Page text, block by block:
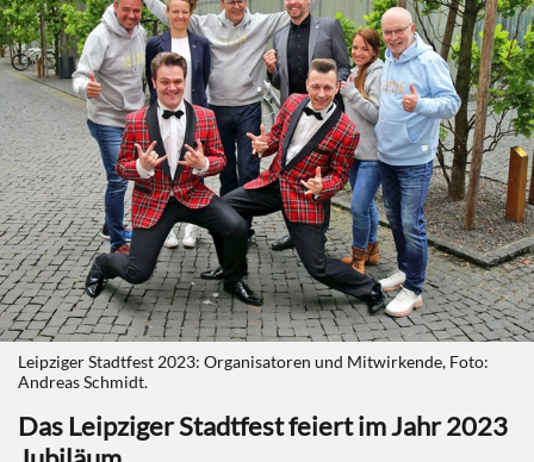
Leipziger Stadtfest 2023: Organisatoren und Mitwirkende, Foto:
Andreas Schmidt.
Das Leipziger Stadtfest feiert im Jahr 2023